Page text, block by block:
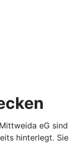
eG sind
hinterlegt. Sie